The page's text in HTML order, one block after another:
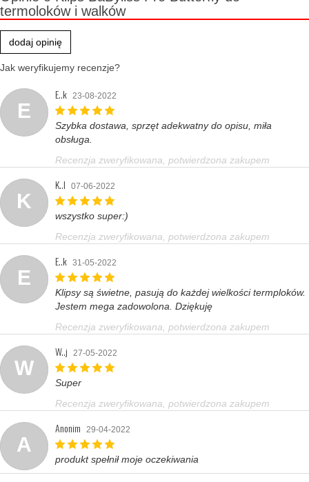
termoloków i walków
dodaj opinię
Jak weryfikujemy recenzje?
E
E..k 23-08-2022
Szybka dostawa, sprzęt adekwatny do opisu, miła
obsługa.
Recenzja zweryfikowana, potwierdzona zakupem
K
K..l 07-06-2022
wszystko super:)
Recenzja zweryfikowana, potwierdzona zakupem
E
E..k 31-05-2022
Klipsy są świetne, pasują do każdej wielkości termploków.
Jestem mega zadowolona. Dziękuję
Recenzja zweryfikowana, potwierdzona zakupem
W
W..j 27-05-2022
Super
Recenzja zweryfikowana, potwierdzona zakupem
A
Anonim 29-04-2022
produkt spełnił moje oczekiwania